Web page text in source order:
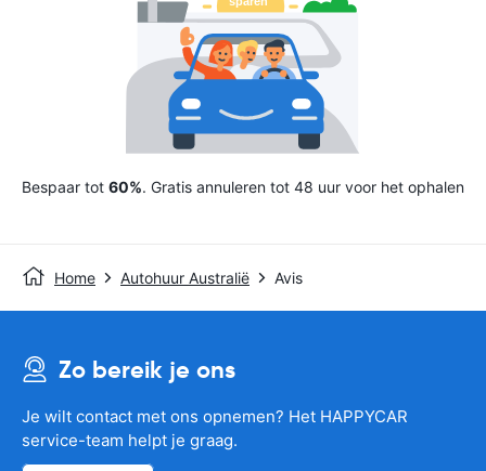
Bespaar tot 60%. Gratis annuleren tot 48 uur voor het ophalen
Home Autohuur Australië Avis
Zo bereik je ons
Je wilt contact met ons opnemen? Het HAPPYCAR
service-team helpt je graag.